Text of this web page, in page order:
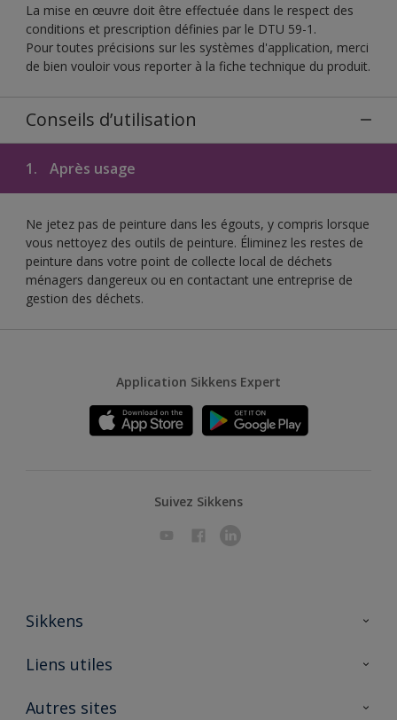
La mise en œuvre doit être effectuée dans le respect des
conditions et prescription définies par le DTU 59-1.
Pour toutes précisions sur les systèmes d'application, merci
de bien vouloir vous reporter à la fiche technique du produit.
Conseils d’utilisation
1. Après usage
Ne jetez pas de peinture dans les égouts, y compris lorsque
vous nettoyez des outils de peinture. Éliminez les restes de
peinture dans votre point de collecte local de déchets
ménagers dangereux ou en contactant une entreprise de
gestion des déchets.
Application Sikkens Expert
Suivez Sikkens
Sikkens
A propos de Sikkens
Liens utiles
Ouvrir un magasin PASS
Autres sites